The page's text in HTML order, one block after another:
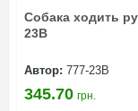
Собака ходить
23В
Автор: 777-23В
345.70 грн.